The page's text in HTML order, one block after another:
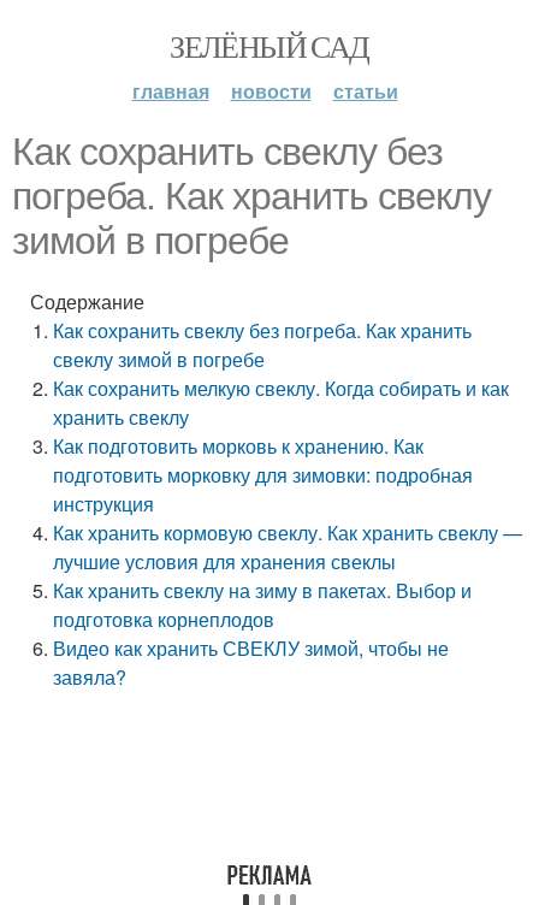
ЗЕЛЁНЫЙ САД
главная новости статьи
Как сохранить свеклу без
погреба. Как хранить свеклу
зимой в погребе
Содержание
Как сохранить свеклу без погреба. Как хранить
свеклу зимой в погребе
Как сохранить мелкую свеклу. Когда собирать и как
хранить свеклу
Как подготовить морковь к хранению. Как
подготовить морковку для зимовки: подробная
инструкция
Как хранить кормовую свеклу. Как хранить свеклу —
лучшие условия для хранения свеклы
Как хранить свеклу на зиму в пакетах. Выбор и
подготовка корнеплодов
Видео как хранить СВЕКЛУ зимой, чтобы не
завяла?